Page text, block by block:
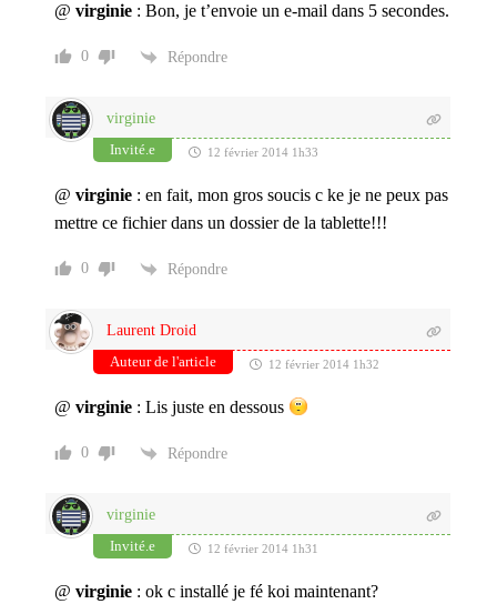
@ virginie: Bon, je t’envoie un e-mail dans 5 secondes.
0 Répondre
virginie
Invité.e
12 février 2014 1h33
@ virginie: en fait, mon gros soucis c ke je ne peux pas
mettre ce fichier dans un dossier de la tablette!!!
0 Répondre
Laurent Droid
Auteur de l'article
12 février 2014 1h32
@ virginie: Lis juste en dessous
0 Répondre
virginie
Invité.e
12 février 2014 1h31
@ virginie: ok c installé je fé koi maintenant?